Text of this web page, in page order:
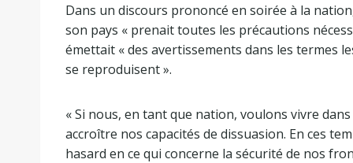
e
n
t
s
Dans un discours prononcé en soirée à la
son pays « prenait toutes les précautions
émettait « des avertissements dans les termes
se reproduisent ».
« Si nous, en tant que nation, voulons vivre
accroître nos capacités de dissuasion. En ces
hasard en ce qui concerne la sécurité de nos